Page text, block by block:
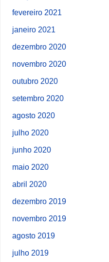
fevereiro 2021
janeiro 2021
dezembro 2020
novembro 2020
outubro 2020
setembro 2020
agosto 2020
julho 2020
junho 2020
maio 2020
abril 2020
dezembro 2019
novembro 2019
agosto 2019
julho 2019